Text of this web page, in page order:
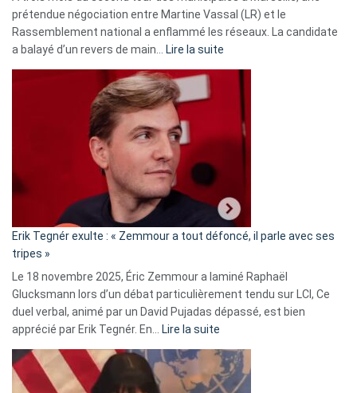
prétendue négociation entre Martine Vassal (LR) et le
Rassemblement national a enflammé les réseaux. La candidate
a balayé d’un revers de main… Lire la suite
d’alliance
secrète
«
C’est
fake
news
»
Erik Tegnér exulte : « Zemmour a tout défoncé, il parle avec ses
tripes »
Le 18 novembre 2025, Éric Zemmour a laminé Raphaël
Glucksmann lors d’un débat particulièrement tendu sur LCI, Ce
duel verbal, animé par un David Pujadas dépassé, est bien
apprécié par Erik Tegnér. En… Lire la suite
Tegnér
exulte